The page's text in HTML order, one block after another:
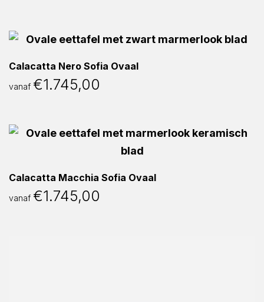
Calacatta Nero Sofia Ovaal
vanaf €1.745,00
Calacatta Macchia Sofia Ovaal
vanaf €1.745,00